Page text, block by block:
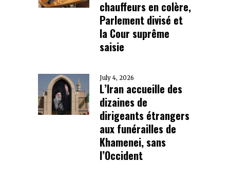
chauffeurs en colère,
Parlement divisé et
la Cour suprême
saisie
July 4, 2026
L’Iran accueille des
dizaines de
dirigeants étrangers
aux funérailles de
Khamenei, sans
l’Occident